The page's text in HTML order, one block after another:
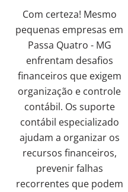
Com certeza! Mesmo
pequenas empresas em
Passa Quatro - MG
enfrentam desafios
financeiros que exigem
organização e controle
contábil. Os suporte
contábil especializado
ajudam a organizar os
recursos financeiros,
prevenir falhas
recorrentes que podem